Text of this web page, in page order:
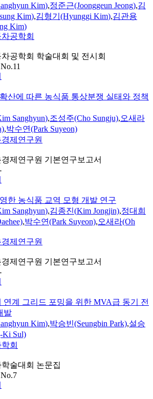
Kim),정준근(Joonggeun Jeong),김
Kim),김형기(Hyunggi Kim),김관용
Kim)
공학회
공학회 학술대회 및 전시회
산에 따른 농식품 통상분쟁 실태와 정책
Sanghyun),조성주(Cho Sungju),오새라
,박수연(Park Suyeon)
제연구원
제연구원 기본연구보고서
한 농식품 교역 모형 개발 연구
Sanghyun),김종진(Kim Jongjin),정대희
,박수연(Park Suyeon),오새라(Oh
제연구원
제연구원 기본연구보고서
연계 그리드 포밍을 위한 MVA급 동기 전
발
Kim),박승빈(Seungbin Park),설승
Ki Sul)
회
술대회 논문집